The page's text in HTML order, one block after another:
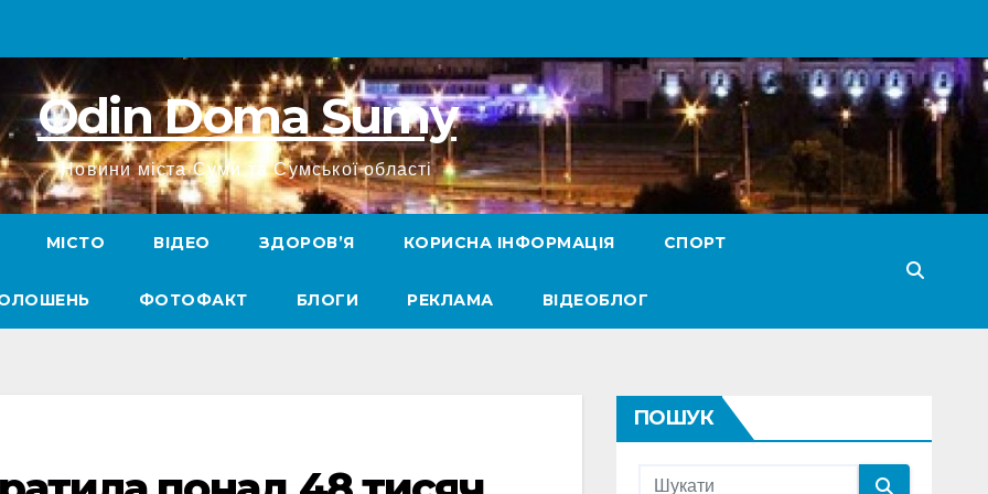
Odin Doma Sumy
Новини міста Суми та Сумської області
МІСТО ВІДЕО ЗДОРОВ’Я КОРИСНА ІНФОРМАЦІЯ СПОРТ
ФОТОФАКТ БЛОГИ РЕКЛАМА ВІДЕОБЛОГ
ПОШУК